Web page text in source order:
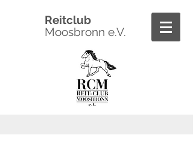
Reitclub
Moosbronn e.V.